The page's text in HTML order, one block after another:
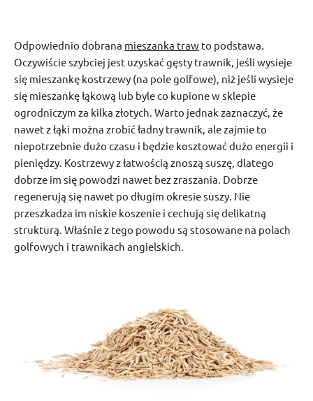
Odpowiednio dobrana mieszanka traw to podstawa.
Oczywiście szybciej jest uzyskać gęsty trawnik, jeśli wysieje
się mieszankę kostrzewy (na pole golfowe), niż jeśli wysieje
się mieszankę łąkową lub byle co kupione w sklepie
ogrodniczym za kilka złotych. Warto jednak zaznaczyć, że
nawet z łąki można zrobić ładny trawnik, ale zajmie to
niepotrzebnie dużo czasu i będzie kosztować dużo energii i
pieniędzy. Kostrzewy z łatwością znoszą suszę, dlatego
dobrze im się powodzi nawet bez zraszania. Dobrze
regenerują się nawet po długim okresie suszy. Nie
przeszkadza im niskie koszenie i cechują się delikatną
strukturą. Właśnie z tego powodu są stosowane na polach
golfowych i trawnikach angielskich.